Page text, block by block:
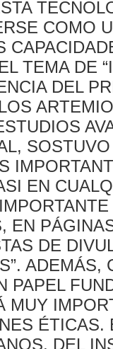
COMO
TEMA DE
DEL
EN
EN
DE
ADEMÁS,
PAPEL
MUY
DEL